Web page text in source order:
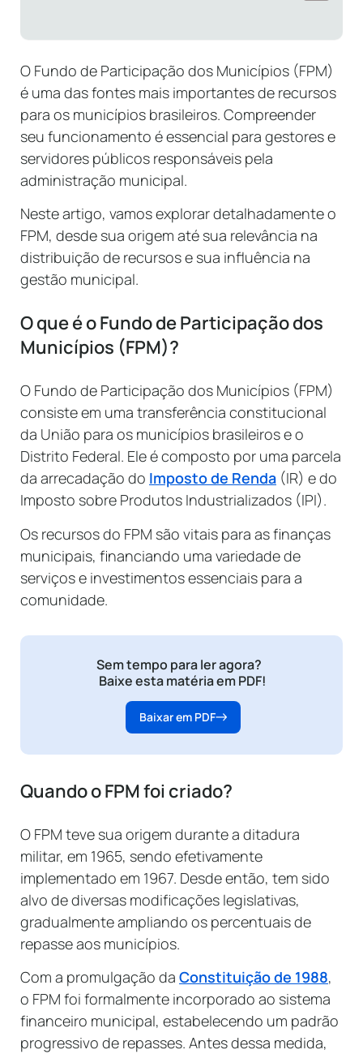
O Fundo de Participação dos Municípios (FPM)
é uma das fontes mais importantes de recursos
para os municípios brasileiros. Compreender
seu funcionamento é essencial para gestores e
servidores públicos responsáveis pela
administração municipal.
Neste artigo, vamos explorar detalhadamente o
FPM, desde sua origem até sua relevância na
distribuição de recursos e sua influência na
gestão municipal.
O que é o Fundo de Participação dos
Municípios (FPM)?
O Fundo de Participação dos Municípios (FPM)
consiste em uma transferência constitucional
da União para os municípios brasileiros e o
Distrito Federal. Ele é composto por uma parcela
da arrecadação do Imposto de Renda (IR) e do
Imposto sobre Produtos Industrializados (IPI).
Os recursos do FPM são vitais para as finanças
municipais, financiando uma variedade de
serviços e investimentos essenciais para a
comunidade.
Sem tempo para ler agora?
Baixe esta matéria em PDF!
Baixar em PDF
Quando o FPM foi criado?
O FPM teve sua origem durante a ditadura
militar, em 1965, sendo efetivamente
implementado em 1967. Desde então, tem sido
alvo de diversas modificações legislativas,
gradualmente ampliando os percentuais de
repasse aos municípios.
Com a promulgação da Constituição de 1988,
o FPM foi formalmente incorporado ao sistema
financeiro municipal, estabelecendo um padrão
progressivo de repasses. Antes dessa medida,